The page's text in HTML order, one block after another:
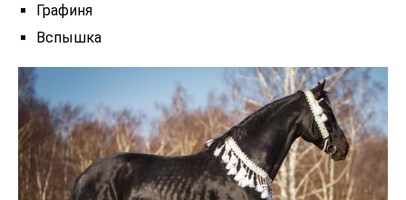
Графиня
Вспышка